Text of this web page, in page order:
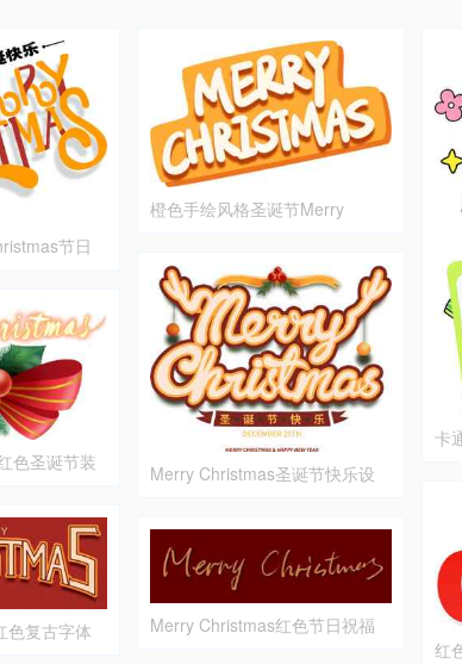
节日
色圣诞节装
色复古字体
橙色手绘风格圣诞节Merry
Merry Christmas圣诞节快乐设
Merry Christmas红色节日祝福
卡
红